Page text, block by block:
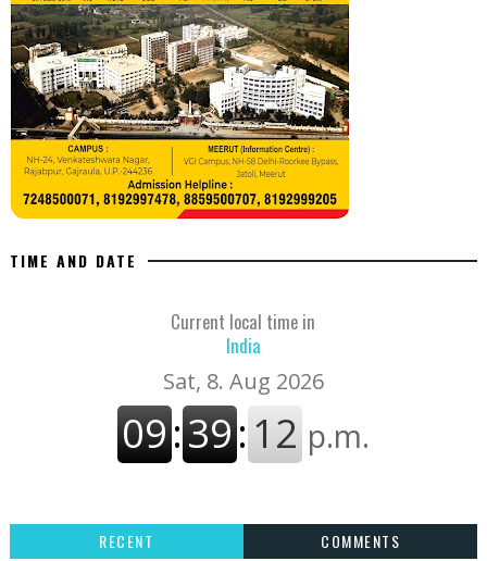
TIME AND DATE
Current local time in
India
RECENT
COMMENTS